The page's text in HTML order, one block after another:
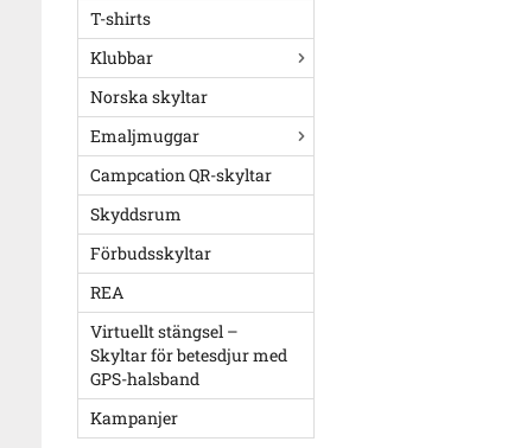
T-shirts
Klubbar
Norska skyltar
Emaljmuggar
Campcation QR-skyltar
Skyddsrum
Förbudsskyltar
REA
Virtuellt stängsel –
Skyltar för betesdjur med
GPS-halsband
Kampanjer